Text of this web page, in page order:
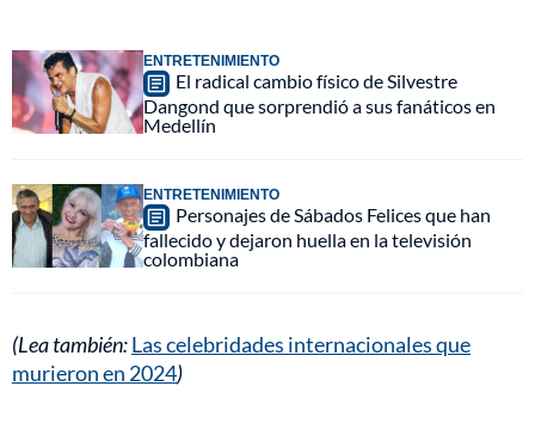
ENTRETENIMIENTO
El radical cambio físico de Silvestre
Dangond que sorprendió a sus fanáticos en
Medellín
ENTRETENIMIENTO
Personajes de Sábados Felices que han
fallecido y dejaron huella en la televisión
colombiana
(Lea también:Las celebridades internacionales que
murieron en 2024)